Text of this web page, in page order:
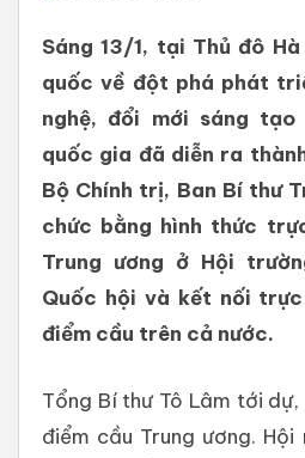
Sáng 13/1, tại Thủ đô
quốc về đột phá phát
nghệ, đổi mới sáng
quốc gia đã diễn ra
Bộ Chính trị, Ban Bí thư
chức bằng hình thức
Trung ương ở Hội
Quốc hội và kết nối
điểm cầu trên cả nước.
Tổng Bí thư Tô Lâm tới
điểm cầu Trung ương.